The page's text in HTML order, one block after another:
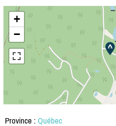
+
−
Province : Québec